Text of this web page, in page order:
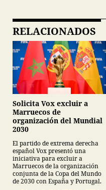
RELACIONADOS
Solicita Vox excluir a
Marruecos de
organización del Mundial
2030
El partido de extrema derecha
español Vox presentó una
iniciativa para excluir a
Marruecos de la organización
conjunta de la Copa del Mundo
de 2030 con España y Portugal.